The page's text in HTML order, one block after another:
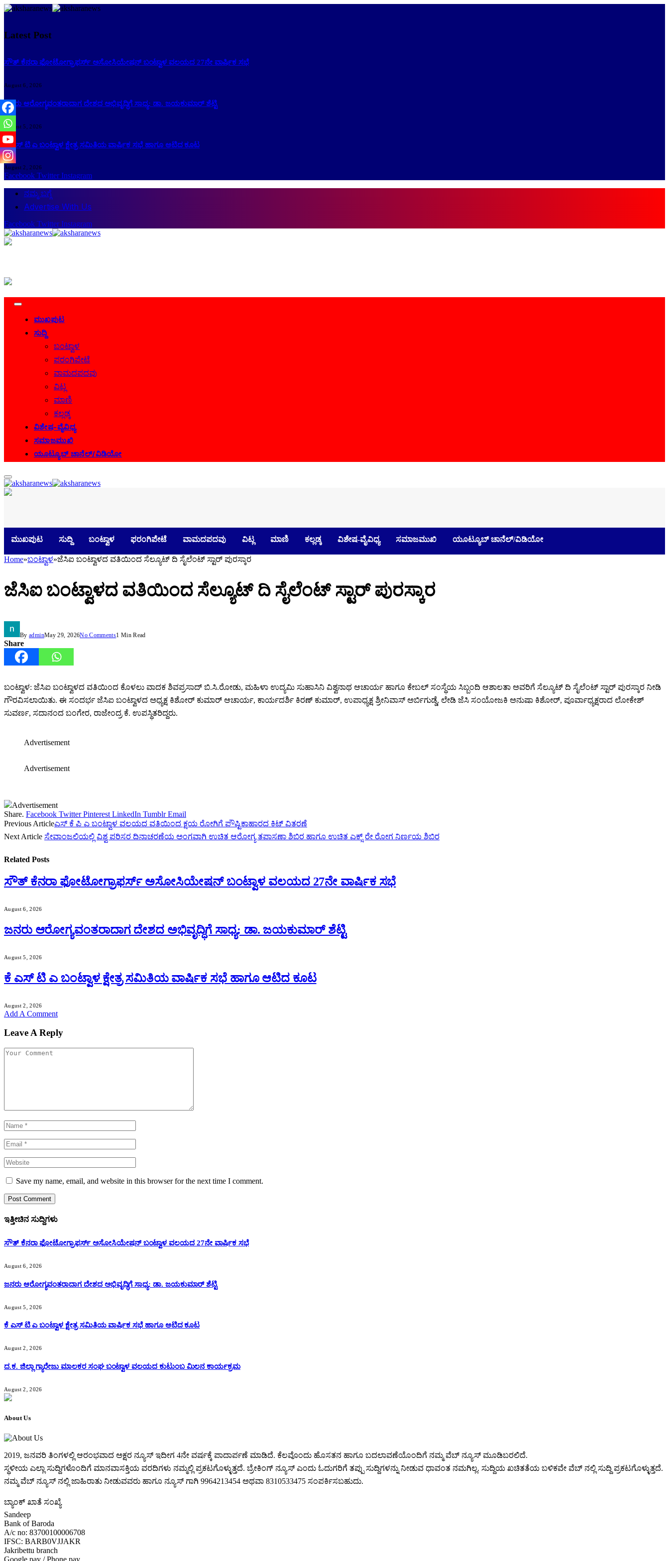
Latest Post
ಸೌತ್ ಕೆನರಾ ಫೋಟೋಗ್ರಾಫರ್ಸ್ ಅಸೋಸಿಯೇಷನ್ ಬಂಟ್ವಾಳ ವಲಯದ 27ನೇ ವಾರ್ಷಿಕ ಸಭೆ
August 6, 2026
ಜನರು ಆರೋಗ್ಯವಂತರಾದಾಗ ದೇಶದ ಅಭಿವೃದ್ಧಿಗೆ ಸಾಧ್ಯ: ಡಾ. ಜಯಕುಮಾರ್ ಶೆಟ್ಟಿ
August 5, 2026
ಕೆ ಎಸ್ ಟಿ ಎ ಬಂಟ್ವಾಳ ಕ್ಷೇತ್ರ ಸಮಿತಿಯ ವಾರ್ಷಿಕ ಸಭೆ ಹಾಗೂ ಆಟಿದ ಕೂಟ
August 2, 2026
Facebook Twitter Instagram
ನಮ್ಮ ಬಗ್ಗೆ
Advertise With Us
Facebook Twitter Instagram
ಮುಖಪುಟ
ಸುದ್ದಿ
ಬಂಟ್ವಾಳ
ಫರಂಗಿಪೇಟೆ
ವಾಮದಪದವು
ವಿಟ್ಲ
ಮಾಣಿ
ಕಲ್ಲಡ್ಕ
ವಿಶೇಷ-ವೈವಿಧ್ಯ
ಸಮಾಜಮುಖಿ
ಯೂಟ್ಯೂಬ್ ಚಾನೆಲ್/ವಿಡಿಯೋ
ಮುಖಪುಟ ಸುದ್ದಿ ಬಂಟ್ವಾಳ ಫರಂಗಿಪೇಟೆ ವಾಮದಪದವು ವಿಟ್ಲ ಮಾಣಿ ಕಲ್ಲಡ್ಕ ವಿಶೇಷ-ವೈವಿಧ್ಯ ಸಮಾಜಮುಖಿ ಯೂಟ್ಯೂಬ್ ಚಾನೆಲ್/ವಿಡಿಯೋ
Home»ಬಂಟ್ವಾಳ»ಜೆಸಿಐ ಬಂಟ್ವಾಳದ ವತಿಯಿಂದ ಸೆಲ್ಯೂಟ್ ದಿ ಸೈಲೆಂಟ್ ಸ್ಟಾರ್ ಪುರಸ್ಕಾರ
ಜೆಸಿಐ ಬಂಟ್ವಾಳದ ವತಿಯಿಂದ ಸೆಲ್ಯೂಟ್ ದಿ ಸೈಲೆಂಟ್ ಸ್ಟಾರ್ ಪುರಸ್ಕಾರ
By adminMay 29, 2026No Comments1 Min Read
Share
ಬಂಟ್ವಾಳ: ಜೆಸಿಐ ಬಂಟ್ವಾಳದ ವತಿಯಿಂದ ಕೊಳಲು ವಾದಕ ಶಿವಪ್ರಸಾದ್ ಬಿ.ಸಿ.ರೋಡು, ಮಹಿಳಾ ಉದ್ಯಮಿ ಸುಹಾಸಿನಿ ವಿಶ್ವನಾಥ ಆಚಾರ್ಯ ಹಾಗೂ ಕೇಬಲ್ ಸಂಸ್ಥೆಯ ಸಿಬ್ಬಂದಿ ಆಶಾಲತಾ ಅವರಿಗೆ ಸೆಲ್ಯೂಟ್ ದಿ ಸೈಲೆಂಟ್ ಸ್ಟಾರ್ ಪುರಸ್ಕಾರ ನೀಡಿ
ಗೌರವಿಸಲಾಯಿತು. ಈ ಸಂದರ್ಭ ಜೆಸಿಐ ಬಂಟ್ವಾಳದ ಅಧ್ಯಕ್ಷ ಕಿಶೋರ್ ಕುಮಾರ್ ಆಚಾರ್ಯ, ಕಾರ್ಯದರ್ಶಿ ಕಿರಣ್ ಕುಮಾರ್, ಉಪಾಧ್ಯಕ್ಷ ಶ್ರೀನಿವಾಸ್ ಅರ್ಬಿಗುಡ್ಡೆ, ಲೇಡಿ ಜೆಸಿ ಸಂಯೋಜಕಿ ಅನುಷಾ ಕಿಶೋರ್, ಪೂರ್ವಾಧ್ಯಕ್ಷರಾದ ಲೋಕೇಶ್
ಸುವರ್ಣ, ಸದಾನಂದ ಬಂಗೇರ, ರಾಜೇಂದ್ರ ಕೆ. ಉಪಸ್ಥಿತರಿದ್ದರು.
Advertisement
Advertisement
Advertisement
Share. Facebook Twitter Pinterest LinkedIn Tumblr Email
Previous Articleಎಸ್ ಕೆ ಪಿ ಎ ಬಂಟ್ವಾಳ ವಲಯದ ವತಿಯಿಂದ ಕ್ಷಯ ರೋಗಿಗೆ ಪೌಷ್ಟಿಕಾಹಾರದ ಕಿಟ್ ವಿತರಣೆ
Next Article ಸೇವಾಂಜಲಿಯಲ್ಲಿ ವಿಶ್ವ ಪರಿಸರ ದಿನಾಚರಣೆಯ ಅಂಗವಾಗಿ‌ ಉಚಿತ ಆರೋಗ್ಯ ತಪಾಸಣಾ ಶಿಬಿರ ಹಾಗೂ ಉಚಿತ ಎಕ್ಸ್ ರೇ ರೋಗ ನಿರ್ಣಯ ಶಿಬಿರ
Related Posts
ಸೌತ್ ಕೆನರಾ ಫೋಟೋಗ್ರಾಫರ್ಸ್ ಅಸೋಸಿಯೇಷನ್ ಬಂಟ್ವಾಳ ವಲಯದ 27ನೇ ವಾರ್ಷಿಕ ಸಭೆ
August 6, 2026
ಜನರು ಆರೋಗ್ಯವಂತರಾದಾಗ ದೇಶದ ಅಭಿವೃದ್ಧಿಗೆ ಸಾಧ್ಯ: ಡಾ. ಜಯಕುಮಾರ್ ಶೆಟ್ಟಿ
August 5, 2026
ಕೆ ಎಸ್ ಟಿ ಎ ಬಂಟ್ವಾಳ ಕ್ಷೇತ್ರ ಸಮಿತಿಯ ವಾರ್ಷಿಕ ಸಭೆ ಹಾಗೂ ಆಟಿದ ಕೂಟ
August 2, 2026
Add A Comment
Leave A Reply
Save my name, email, and website in this browser for the next time I comment.
ಇತ್ತೀಚಿನ ಸುದ್ದಿಗಳು
ಸೌತ್ ಕೆನರಾ ಫೋಟೋಗ್ರಾಫರ್ಸ್ ಅಸೋಸಿಯೇಷನ್ ಬಂಟ್ವಾಳ ವಲಯದ 27ನೇ ವಾರ್ಷಿಕ ಸಭೆ
August 6, 2026
ಜನರು ಆರೋಗ್ಯವಂತರಾದಾಗ ದೇಶದ ಅಭಿವೃದ್ಧಿಗೆ ಸಾಧ್ಯ: ಡಾ. ಜಯಕುಮಾರ್ ಶೆಟ್ಟಿ
August 5, 2026
ಕೆ ಎಸ್ ಟಿ ಎ ಬಂಟ್ವಾಳ ಕ್ಷೇತ್ರ ಸಮಿತಿಯ ವಾರ್ಷಿಕ ಸಭೆ ಹಾಗೂ ಆಟಿದ ಕೂಟ
August 2, 2026
ದ.ಕ. ಜಿಲ್ಲಾ ಗ್ಯಾರೇಜು ಮಾಲಕರ ಸಂಘ ಬಂಟ್ವಾಳ ವಲಯದ ಕುಟುಂಬ ಮಿಲನ ಕಾರ್ಯಕ್ರಮ
August 2, 2026
About Us
2019, ಜನವರಿ‌ ತಿಂಗಳಲ್ಲಿ ಆರಂಭವಾದ ಅಕ್ಷರ ನ್ಯೂಸ್ ಇದೀಗ 4ನೇ ವರ್ಷಕ್ಕೆ ಪಾದಾರ್ಪಣೆ ಮಾಡಿದೆ. ಕೆಲವೊಂದು ಹೊಸತನ ಹಾಗೂ ಬದಲಾವಣೆಯೊಂದಿಗೆ ನಮ್ಮ ವೆಬ್ ನ್ಯೂಸ್ ಮೂಡಿಬರಲಿದೆ.
ಸ್ಥಳೀಯ ಎಲ್ಲಾ ಸುದ್ದಿಗಳೊಂದಿಗೆ ಮಾನವಾಸಕ್ತಿಯ ವರದಿಗಳು ನಮ್ಮಲ್ಲಿ ಪ್ರಕಟಗೊಳ್ಳುತ್ತದೆ. ಬ್ರೇಕಿಂಗ್ ನ್ಯೂಸ್ ಎಂದು ಓದುಗರಿಗೆ ತಪ್ಪು ಸುದ್ದಿಗಳನ್ನು ನೀಡುವ ಧಾವಂತ ನಮಗಿಲ್ಲ. ಸುದ್ದಿಯ ಖಚಿತತೆಯ ಬಳಿಕವೇ ವೆಬ್ ನಲ್ಲಿ ಸುದ್ದಿ ಪ್ರಕಟಗೊಳ್ಳುತ್ತದೆ.
ನಮ್ಮ ವೆಬ್ ನ್ಯೂಸ್ ನಲ್ಲಿ ಜಾಹಿರಾತು ನೀಡುವವರು ಹಾಗೂ ನ್ಯೂಸ್ ಗಾಗಿ 9964213454 ಅಥವಾ 8310533475 ಸಂಪರ್ಕಿಸಬಹುದು.
ಬ್ಯಾಂಕ್ ಖಾತೆ ಸಂಖ್ಯೆ
Sandeep
Bank of Baroda
A/c no: 83700100006708
IFSC: BARB0VJJAKR
Jakribettu branch
Google pay / Phone pay